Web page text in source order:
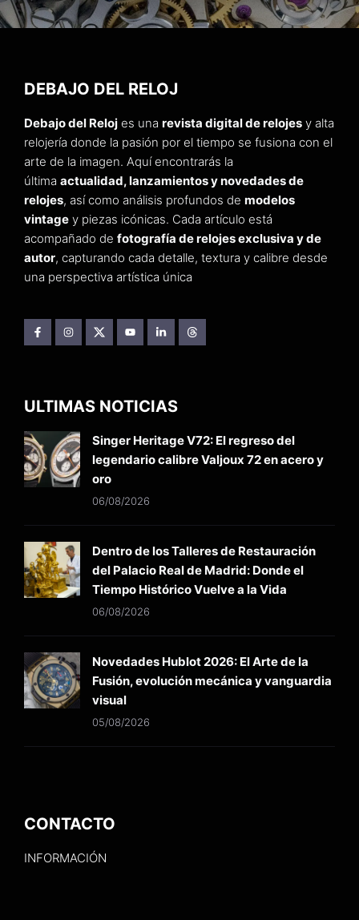
DEBAJO DEL RELOJ
Debajo del Reloj es una revista digital de relojes y alta
relojería donde la pasión por el tiempo se fusiona con el
arte de la imagen. Aquí encontrarás la
última actualidad, lanzamientos y novedades de
relojes, así como análisis profundos de modelos
vintage y piezas icónicas. Cada artículo está
acompañado de fotografía de relojes exclusiva y de
autor, capturando cada detalle, textura y calibre desde
una perspectiva artística única
ULTIMAS NOTICIAS
Singer Heritage V72: El regreso del
legendario calibre Valjoux 72 en acero y
oro
06/08/2026
Dentro de los Talleres de Restauración
del Palacio Real de Madrid: Donde el
Tiempo Histórico Vuelve a la Vida
06/08/2026
Novedades Hublot 2026: El Arte de la
Fusión, evolución mecánica y vanguardia
visual
05/08/2026
CONTACTO
INFORMACIÓN